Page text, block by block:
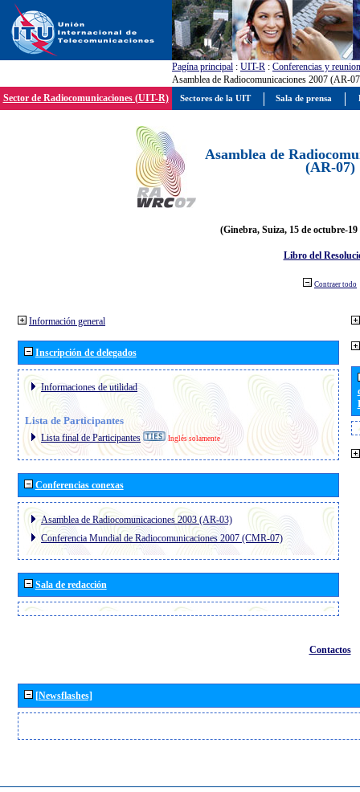
Pagína principal : UIT-R : Conferencias y
Asamblea de Radiocomunicaciones 2007 (AR-
Sector de Radiocomunicaciones (UIT-R)
Asamblea de
(AR-07)
(Ginebra, Suiza, 15 de octubre-19
Libro del
Contraer todo
Información general
Inscripción de delegados
Informaciones de utilidad
Lista de Participantes
Lista final de Participantes Inglés solamente
Conferencias conexas
Asamblea de Radiocomunicaciones 2003 (AR-03)
Conferencia Mundial de Radiocomunicaciones 2007 (CMR-07)
Sala de redacción
Contactos
[Newsflashes]
Sectores de la UIT Sala de prensa